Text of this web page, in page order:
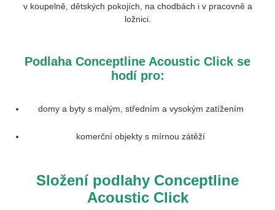
v koupelně, dětských pokojích, na chodbách i v pracovně a
ložnici.
Podlaha Conceptline Acoustic Click se
hodí pro:
domy a byty s malým, středním a vysokým zatížením
komerční objekty s mírnou zátěží
Složení podlahy Conceptline
Acoustic Click